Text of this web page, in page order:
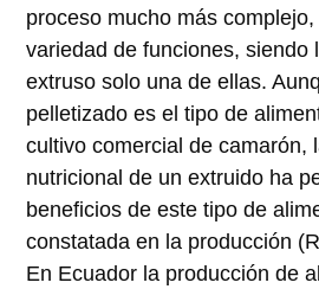
proceso mucho más
variedad de funciones, siendo
extruso solo una de ellas.
pelletizado es el tipo de
cultivo comercial de camarón,
nutricional de un extruido ha
beneficios de este tipo de
constatada en la producción
En Ecuador la producción de